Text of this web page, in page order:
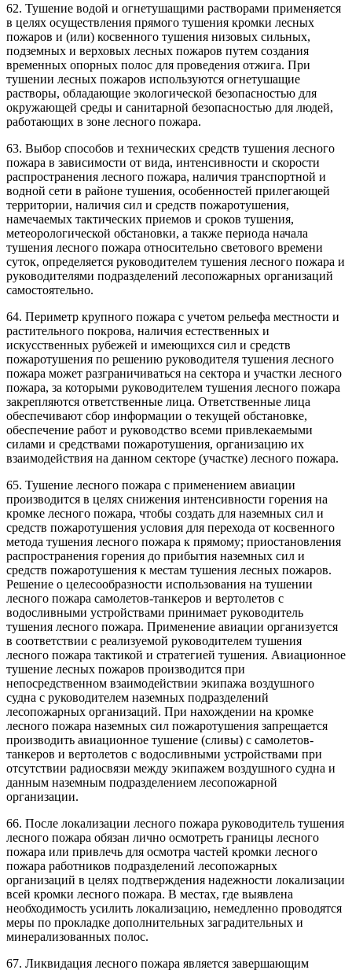
62. Тушение водой и огнетушащими растворами применяется
в целях осуществления прямого тушения кромки лесных
пожаров и (или) косвенного тушения низовых сильных,
подземных и верховых лесных пожаров путем создания
временных опорных полос для проведения отжига. При
тушении лесных пожаров используются огнетушащие
растворы, обладающие экологической безопасностью для
окружающей среды и санитарной безопасностью для людей,
работающих в зоне лесного пожара.
63. Выбор способов и технических средств тушения лесного
пожара в зависимости от вида, интенсивности и скорости
распространения лесного пожара, наличия транспортной и
водной сети в районе тушения, особенностей прилегающей
территории, наличия сил и средств пожаротушения,
намечаемых тактических приемов и сроков тушения,
метеорологической обстановки, а также периода начала
тушения лесного пожара относительно светового времени
суток, определяется руководителем тушения лесного пожара и
руководителями подразделений лесопожарных организаций
самостоятельно.
64. Периметр крупного пожара с учетом рельефа местности и
растительного покрова, наличия естественных и
искусственных рубежей и имеющихся сил и средств
пожаротушения по решению руководителя тушения лесного
пожара может разграничиваться на сектора и участки лесного
пожара, за которыми руководителем тушения лесного пожара
закрепляются ответственные лица. Ответственные лица
обеспечивают сбор информации о текущей обстановке,
обеспечение работ и руководство всеми привлекаемыми
силами и средствами пожаротушения, организацию их
взаимодействия на данном секторе (участке) лесного пожара.
65. Тушение лесного пожара с применением авиации
производится в целях снижения интенсивности горения на
кромке лесного пожара, чтобы создать для наземных сил и
средств пожаротушения условия для перехода от косвенного
метода тушения лесного пожара к прямому; приостановления
распространения горения до прибытия наземных сил и
средств пожаротушения к местам тушения лесных пожаров.
Решение о целесообразности использования на тушении
лесного пожара самолетов-танкеров и вертолетов с
водосливными устройствами принимает руководитель
тушения лесного пожара. Применение авиации организуется
в соответствии с реализуемой руководителем тушения
лесного пожара тактикой и стратегией тушения. Авиационное
тушение лесных пожаров производится при
непосредственном взаимодействии экипажа воздушного
судна с руководителем наземных подразделений
лесопожарных организаций. При нахождении на кромке
лесного пожара наземных сил пожаротушения запрещается
производить авиационное тушение (сливы) с самолетов-
танкеров и вертолетов с водосливными устройствами при
отсутствии радиосвязи между экипажем воздушного судна и
данным наземным подразделением лесопожарной
организации.
66. После локализации лесного пожара руководитель тушения
лесного пожара обязан лично осмотреть границы лесного
пожара или привлечь для осмотра частей кромки лесного
пожара работников подразделений лесопожарных
организаций в целях подтверждения надежности локализации
всей кромки лесного пожара. В местах, где выявлена
необходимость усилить локализацию, немедленно проводятся
меры по прокладке дополнительных заградительных и
минерализованных полос.
67. Ликвидация лесного пожара является завершающим